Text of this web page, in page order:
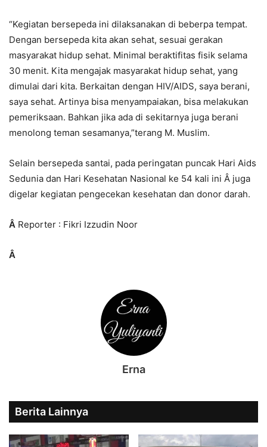
“Kegiatan bersepeda ini dilaksanakan di beberpa tempat.
Dengan bersepeda kita akan sehat, sesuai gerakan
masyarakat hidup sehat. Minimal beraktifitas fisik selama
30 menit. Kita mengajak masyarakat hidup sehat, yang
dimulai dari kita. Berkaitan dengan HIV/AIDS, saya berani,
saya sehat. Artinya bisa menyampaiakan, bisa melakukan
pemeriksaan. Bahkan jika ada di sekitarnya juga berani
menolong teman sesamanya,”terang M. Muslim.
Selain bersepeda santai, pada peringatan puncak Hari Aids
Sedunia dan Hari Kesehatan Nasional ke 54 kali ini Â juga
digelar kegiatan pengecekan kesehatan dan donor darah.
Â Reporter : Fikri Izzudin Noor
Â
Erna
Berita Lainnya